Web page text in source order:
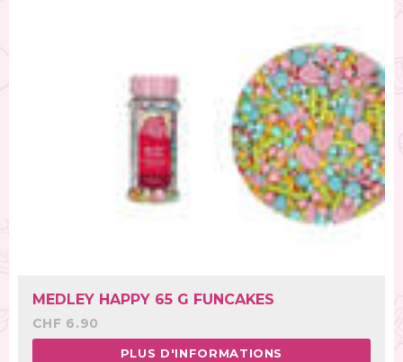
MEDLEY HAPPY 65 G FUNCAKES
CHF 6.90
PLUS D'INFORMATIONS